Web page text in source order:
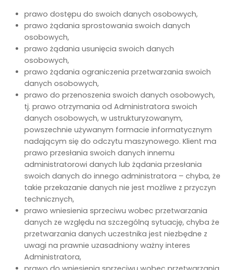
prawo dostępu do swoich danych osobowych,
prawo żądania sprostowania swoich danych
osobowych,
prawo żądania usunięcia swoich danych
osobowych,
prawo żądania ograniczenia przetwarzania swoich
danych osobowych,
prawo do przenoszenia swoich danych osobowych,
tj. prawo otrzymania od Administratora swoich
danych osobowych, w ustrukturyzowanym,
powszechnie używanym formacie informatycznym
nadającym się do odczytu maszynowego. Klient ma
prawo przesłania swoich danych innemu
administratorowi danych lub żądania przesłania
swoich danych do innego administratora – chyba, że
takie przekazanie danych nie jest możliwe z przyczyn
technicznych,
prawo wniesienia sprzeciwu wobec przetwarzania
danych ze względu na szczególną sytuację, chyba że
przetwarzania danych uczestnika jest niezbędne z
uwagi na prawnie uzasadniony ważny interes
Administratora,